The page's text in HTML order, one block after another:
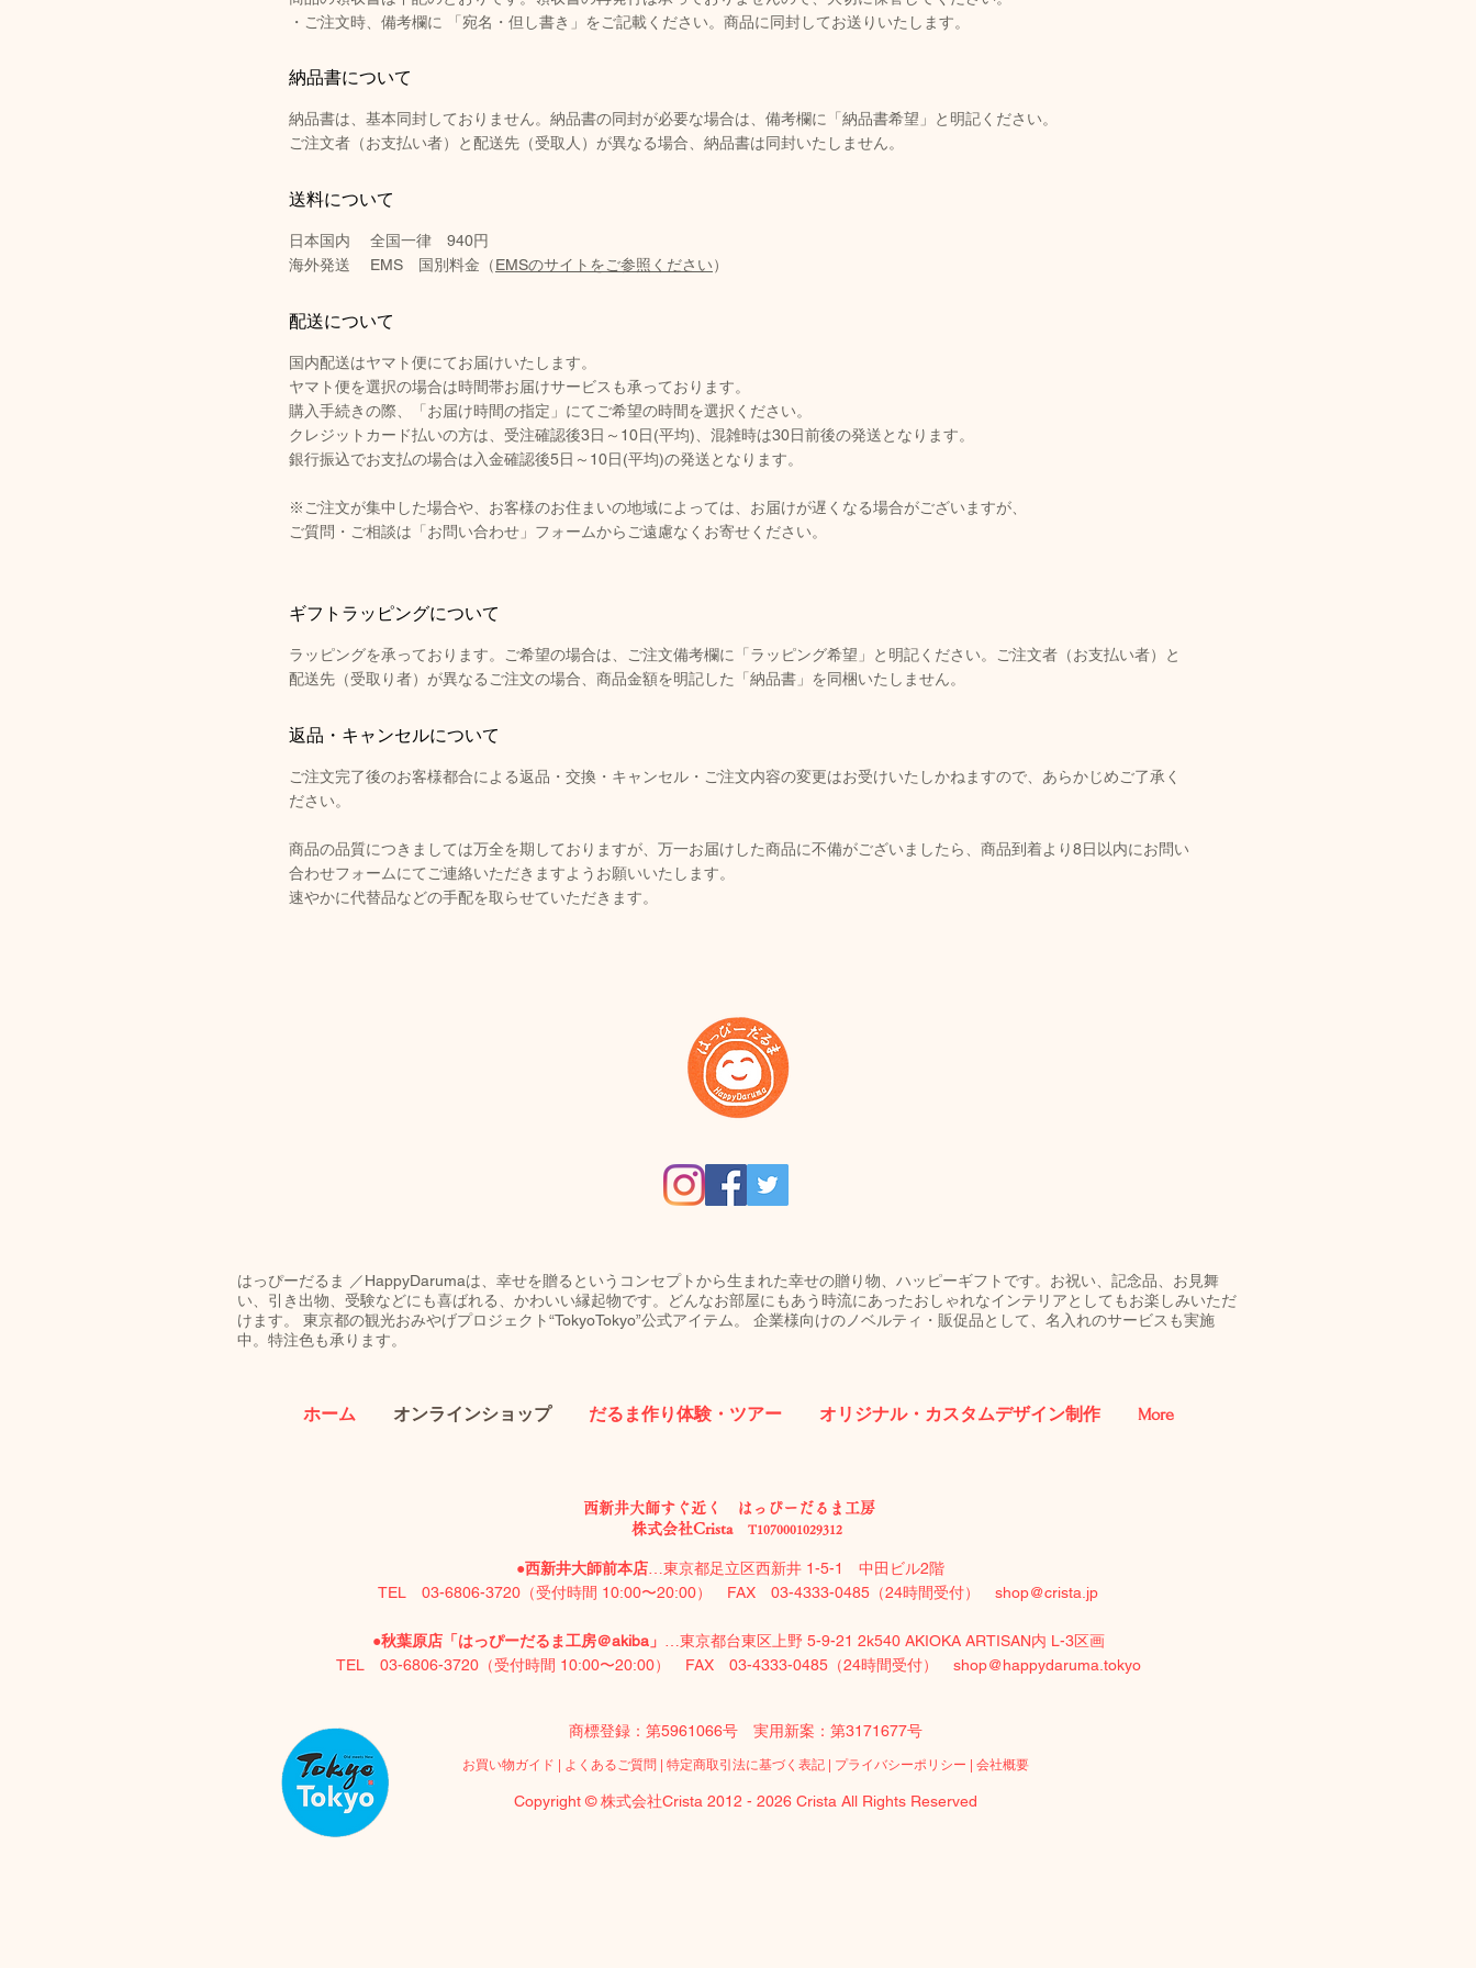
・ご注文時、備考欄に 「宛名・但し書き」をご記載ください。商品に同封してお送りいたします。
納品書について
納品書は、基本同封しておりません。納品書の同封が必要な場合は、備考欄に「納品書希望」と明記ください。
​ご注文者（お支払い者）と配送先（受取人）が異なる場合、納品書は同封いたしません。
送料について
日本国内 全国一律 940円
海外発送 EMS 国別料金（EMSのサイトをご参照ください）
配送について
国内配送はヤマト便にてお届けいたします。
ヤマト便を選択の場合は時間帯お届けサービスも承っております。
購入手続きの際、「お届け時間の指定」にてご希望の時間を選択ください。
クレジットカード払いの方は、受注確認後3日～10日(平均)、混雑時は30日前後の発送となります。
銀行振込でお支払の場合は入金確認後5日～10日(平均)の発送となります。
※ご注文が集中した場合や、お客様のお住まいの地域によっては、お届けが遅くなる場合がございますが、
ご質問・ご相談は「お問い合わせ」フォームからご遠慮なくお寄せください。
ギフトラッピングについて
ラッピングを承っております。ご希望の場合は、ご注文備考欄に「ラッピング希望」と明記ください。ご注文者（お支払い者）と
配送先（受取り者）が異なるご注文の場合、商品金額を明記した「納品書」を同梱いたしません。
返品・キャンセルについて
ご注文完了後のお客様都合による返品・交換・キャンセル・ご注文内容の変更はお受けいたしかねますので、あらかじめご了承く
ださい。
商品の品質につきましては万全を期しておりますが、万一お届けした商品に不備がございましたら、商品到着より8日以内にお問い
合わせフォームにてご連絡いただきますようお願いいたします。
速やかに代替品などの手配を取らせていただきます。
はっぴーだるま ／HappyDarumaは、幸せを贈るというコンセプトから生まれた幸せの贈り物、ハッピーギフトです。お祝い、記念品、お見舞
い、引き出物、受験などにも喜ばれる、かわいい縁起物です。どんなお部屋にもあう時流にあったおしゃれなインテリアとしてもお楽しみいただ
けます。 東京都の観光おみやげプロジェクト“TokyoTokyo”公式アイテム。 企業様向けのノベルティ・販促品として、名入れのサービスも実施
中。特注色も承ります。
ホーム オンラインショップ だるま作り体験・ツアー オリジナル・カスタムデザイン制作 More
西新井大師すぐ近く はっぴーだるま工房
株式会社Crista
T1070001029312
●西新井大師前本店 …東京都足立区西新井 1-5-1 中田ビル2階
TEL 03-6806-3720（受付時間 10:00〜20:00）​ FAX 03-4333-0485（24時間受付） shop@crista.jp
●秋葉原店「はっぴーだるま工房＠akiba」
…東京都台東区上野 5-9-21 2k540 AKIOKA ARTISAN内 L-3区画
TEL 03-6806-3720（受付時間 10:00〜20:00）​ FAX 03-4333-0485（24時間受付） shop@happydaruma.tokyo
商標登録：第5961066号 実用新案：第3171677号
お買い物ガイド よくあるご質問 特定商取引法に基づく表記 プライバシーポリシー 会社概要
Copyright © 株式会社Crista 2012 - 2026 Crista All Rights Reserved